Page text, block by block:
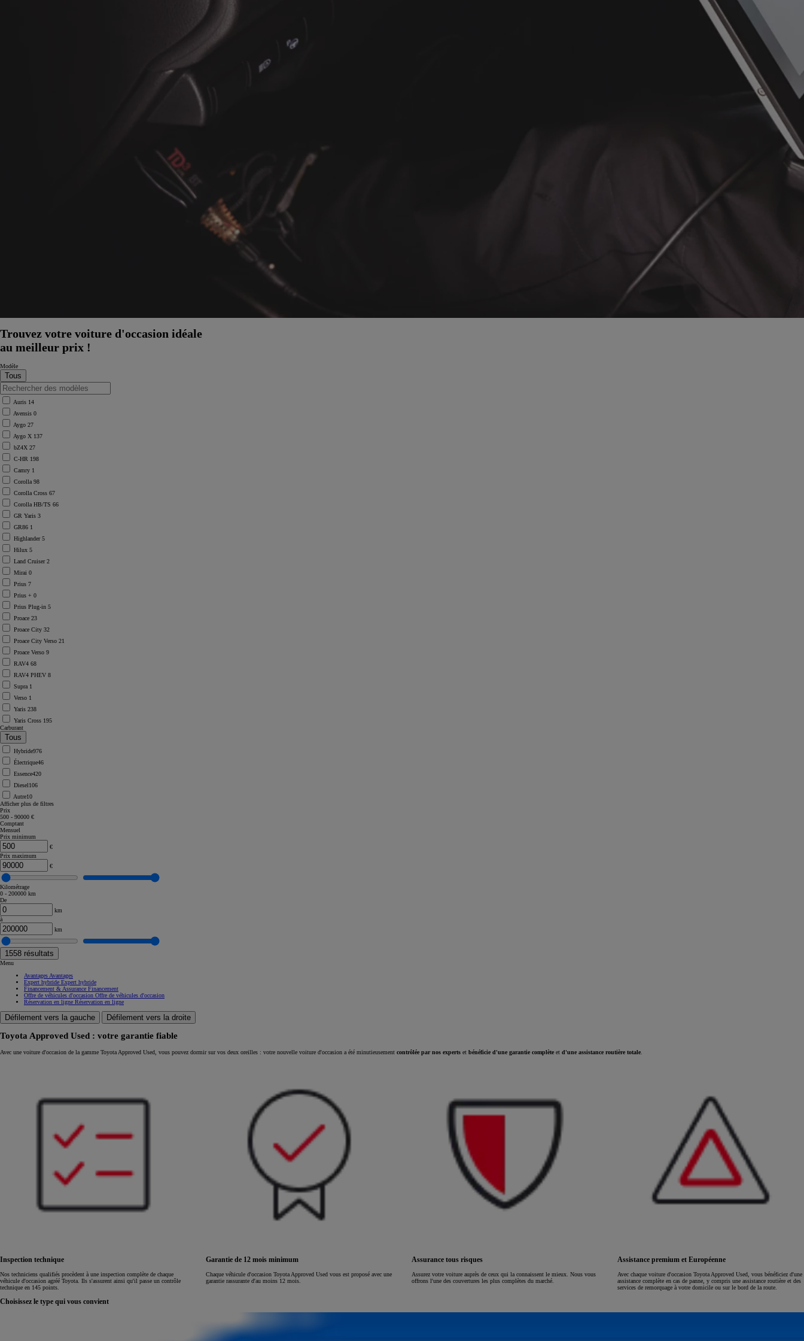
À partir de
ou financement à partir de
Corolla Touring Sports
À partir de
ÉLECTRIQUE
Trouvez votre voiture d'occasion idéale
au meilleur prix !
Modèle
Auris 14
Avensis 0
Aygo 27
Aygo X 137
bZ4X 27
C-HR 198
Camry 1
Corolla 98
Corolla Cross 67
Corolla HB/TS 66
GR Yaris 3
GR86 1
Highlander5
Hilux 5
Land Cruiser2
Mirai 0
Prius 7
Prius + 0
Prius Plug-in 5
Proace 23
Proace City 32
Proace City Verso 21
Proace Verso 9
RAV4 68
RAV4 PHEV 8
Supra 1
Verso 1
Yaris 238
Yaris Cross 195
Carburant
Hybride976
Électrique46
Essence420
Diesel106
Autre10
Afficher plus de filtres
Prix
500 - 90000 €
Comptant
Mensuel
Prix minimum
€
Prix maximum
€
Kilométrage
0 - 200000 km
De
km
à
km
1558 résultats
Menu
Avantages Avantages
Expert hybride Expert hybride
Financement & Assurance Financement
Offre de véhicules d'occasion Offre de véhicules d'occasion
Réservation en ligne Réservation en ligne
Défilement vers la gauche Défilement vers la droite
Toyota Approved Used : votre garantie fiable
Avec une voiture d'occasion de la gamme Toyota Approved Used, vous pouvez dormir sur vos deux oreilles : votre nouvelle voiture d'occasion a été minutieusement contrôlée par nos experts et bénéficie d'une garantie complète et d'une assistance routière totale
Inspection technique
Nos techniciens qualifiés procèdent à une inspection complète de chaque
véhicule d'occasion agréé Toyota. Ils s'assurent ainsi qu'il passe un contrôle
technique en 145 points.
Garantie de 12 mois minimum
Chaque véhicule d'occasion Toyota Approved Used vous est proposé avec une
garantie rassurante d'au moins 12 mois.
Assurance tous risques
Assurez votre voiture auprès de ceux qui la connaissent le mieux. Nous vous
offrons l'une des couvertures les plus complètes du marché.
Assistance premium et Européenne
Avec chaque voiture d'occasion Toyota Approved Used, vous bénéficiez d'une
assistance complète en cas de panne, y compris une assistance routière et des
services de remorquage à votre domicile ou sur le bord de la route.
Choisissez le type qui vous convient